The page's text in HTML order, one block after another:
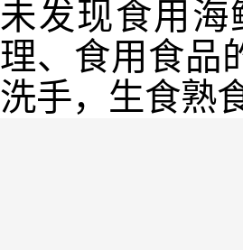
未发现食用
理、食用食品
洗手，生食熟